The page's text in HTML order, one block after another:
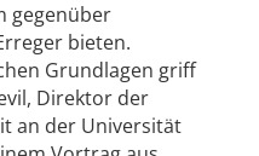
gegenüber
bieten.
Grundlagen griff
Direktor der
an der Universität